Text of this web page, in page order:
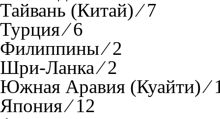
Тайвань (Китай) ⁄ 7
Турция ⁄ 6
Филиппины ⁄ 2
Шри-Ланка ⁄ 2
Южная Аравия (Куайти) ⁄
Япония ⁄ 12